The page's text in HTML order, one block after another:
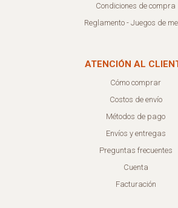
Condiciones de compra
Reglamento - Juegos de
ATENCIÓN AL
Cómo comprar
Costos de envío
Métodos de pago
Envíos y entregas
Preguntas frecuentes
Cuenta
Facturación